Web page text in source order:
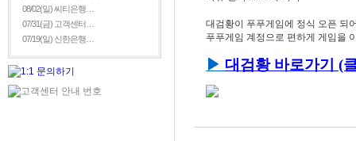
08/02(일) 씨티은행…
07/31(금) 고객센터…
07/19(일) 신한은행…
대검황이 푸푸게임에 정식 오픈 되
푸푸게임 계정으로 편하게 게임을
▶ 대검황 바로가기 (